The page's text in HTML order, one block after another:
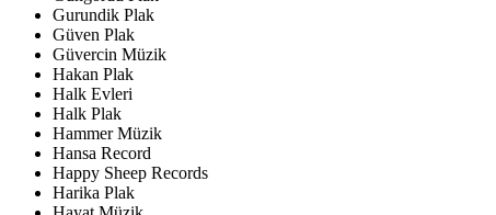
Gurundik Plak
Güven Plak
Güvercin Müzik
Hakan Plak
Halk Evleri
Halk Plak
Hammer Müzik
Hansa Record
Happy Sheep Records
Harika Plak